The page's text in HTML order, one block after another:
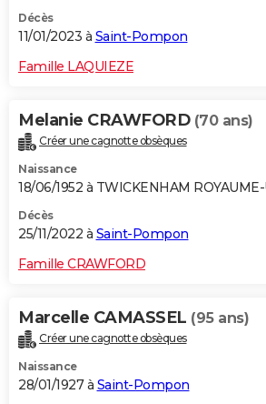
Décès
11/01/2023 à Saint-Pompon
Famille LAQUIEZE
Melanie CRAWFORD (70 ans)
Créer une cagnotte obsèques
Naissance
18/06/1952 à TWICKENHAM
Décès
25/11/2022 à Saint-Pompon
Famille CRAWFORD
Marcelle CAMASSEL (95 ans)
Créer une cagnotte obsèques
Naissance
28/01/1927 à Saint-Pompon